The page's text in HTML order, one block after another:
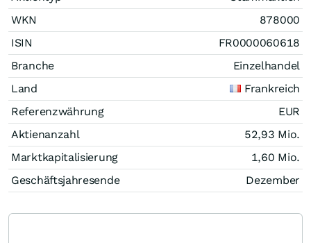
WKN
878000
ISIN
FR0000060618
Branche
Einzelhandel
Land
Frankreich
Referenzwährung
EUR
Aktienanzahl
52,93 Mio.
Marktkapitalisierung
1,60 Mio.
Geschäftsjahresende
Dezember